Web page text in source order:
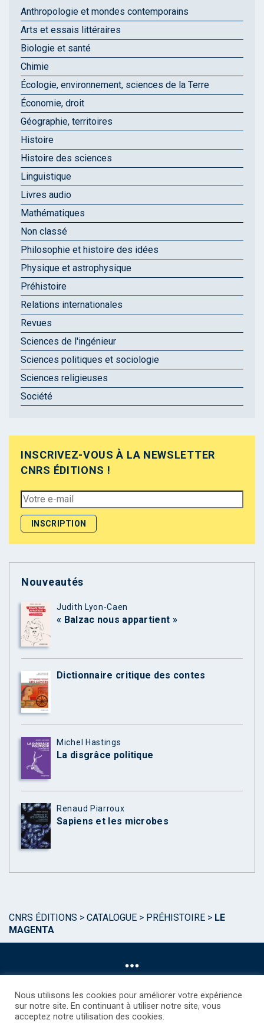
Anthropologie et mondes contemporains
Arts et essais littéraires
Biologie et santé
Chimie
Écologie, environnement, sciences de la Terre
Économie, droit
Géographie, territoires
Histoire
Histoire des sciences
Linguistique
Livres audio
Mathématiques
Non classé
Philosophie et histoire des idées
Physique et astrophysique
Préhistoire
Relations internationales
Revues
Sciences de l'ingénieur
Sciences politiques et sociologie
Sciences religieuses
Société
INSCRIVEZ-VOUS À LA NEWSLETTER
CNRS ÉDITIONS !
Nouveautés
Judith Lyon-Caen
« Balzac nous appartient »
Dictionnaire critique des contes
Michel Hastings
La disgrâce politique
Renaud Piarroux
Sapiens et les microbes
CNRS ÉDITIONS > CATALOGUE > PRÉHISTOIRE > LE
MAGENTA
©CNRS EDITIONS 2025
Nous utilisons les cookies pour améliorer votre expérience
sur notre site. En continuant à utiliser notre site, vous
acceptez notre utilisation des cookies.